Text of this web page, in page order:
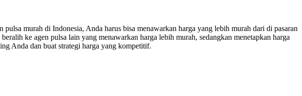
murah di Indonesia, Anda harus bisa menawarkan harga yang lebih murah dari di pasaran
ke agen pulsa lain yang menawarkan harga lebih murah, sedangkan menetapkan harga
Anda dan buat strategi harga yang kompetitif.